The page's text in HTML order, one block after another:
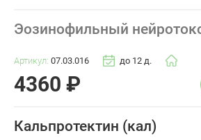
Эозинофильный
Артикул: 07.03.016 до 12 д.
4360 ₽
Кальпротектин (кал)